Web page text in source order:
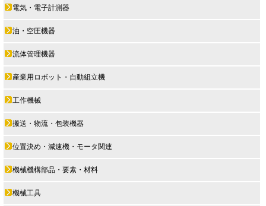
電気・電子計測器
油・空圧機器
流体管理機器
産業用ロボット・自動組立機
工作機械
搬送・物流・包装機器
位置決め・減速機・モータ関連
機械機構部品・要素・材料
機械工具